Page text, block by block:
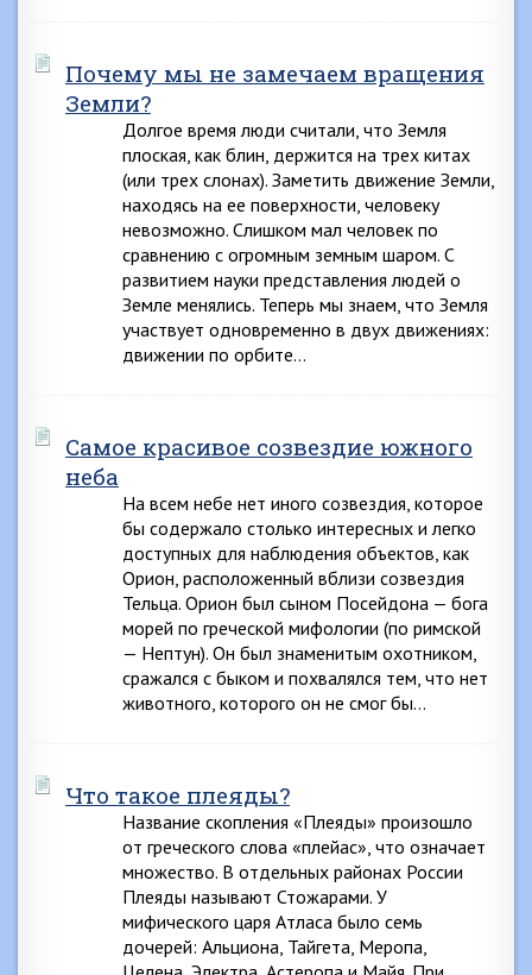
Почему мы не замечаем вращения
Земли?
Долгое время люди считали, что Земля
плоская, как блин, держится на трех китах
(или трех слонах). Заметить движение Земли,
находясь на ее поверхности, человеку
невозможно. Слишком мал человек по
сравнению с огромным земным шаром. С
развитием науки представления людей о
Земле менялись. Теперь мы знаем, что Земля
участвует одновременно в двух движениях:
движении по орбите…
Самое красивое созвездие южного
неба
На всем небе нет иного созвездия, которое
бы содержало столько интересных и легко
доступных для наблюдения объектов, как
Орион, расположенный вблизи созвездия
Тельца. Орион был сыном Посейдона — бога
морей по греческой мифологии (по римской
— Нептун). Он был знаменитым охотником,
сражался с быком и похвалялся тем, что нет
животного, которого он не смог бы…
Что такое плеяды?
Название скопления «Плеяды» произошло
от греческого слова «плейас», что означает
множество. В отдельных районах России
Плеяды называют Стожарами. У
мифического царя Атласа было семь
дочерей: Альциона, Тайгета, Меропа,